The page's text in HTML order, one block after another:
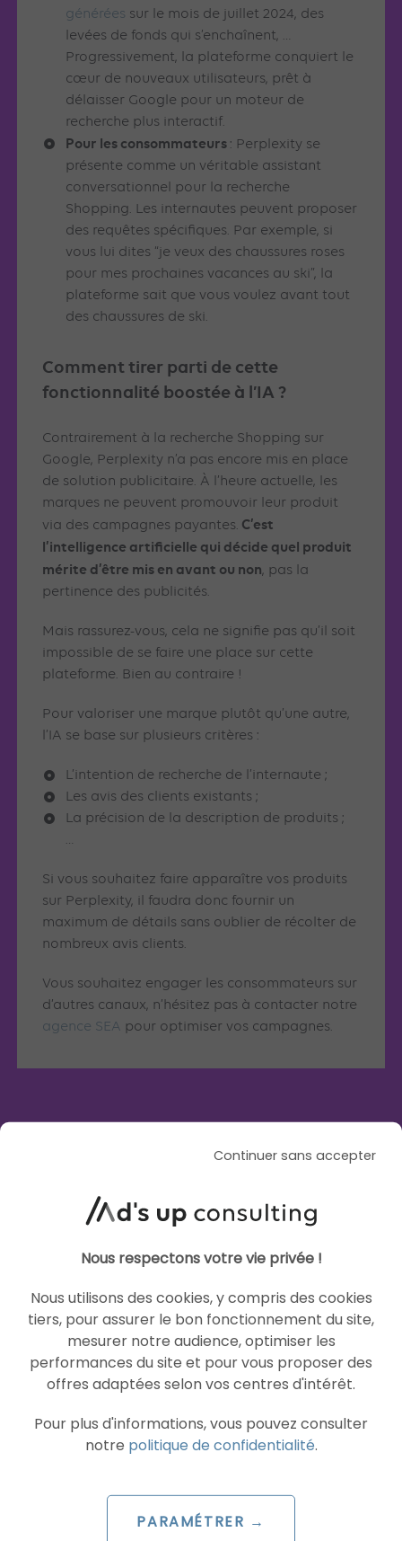
générées sur le mois de juillet 2024, des
levées de fonds qui s’enchaînent, …
Progressivement, la plateforme conquiert le
cœur de nouveaux utilisateurs, prêt à
délaisser Google pour un moteur de
recherche plus interactif.
Pour les consommateurs : Perplexity se
présente comme un véritable assistant
conversationnel pour la recherche
Shopping. Les internautes peuvent proposer
des requêtes spécifiques. Par exemple, si
vous lui dites “je veux des chaussures roses
pour mes prochaines vacances au ski”, la
plateforme sait que vous voulez avant tout
des chaussures de ski.
Comment tirer parti de cette
fonctionnalité boostée à l’IA ?
Contrairement à la recherche Shopping sur
Google, Perplexity n’a pas encore mis en place
de solution publicitaire. À l’heure actuelle, les
marques ne peuvent promouvoir leur produit
via des campagnes payantes. C’est
l’intelligence artificielle qui décide quel produit
mérite d’être mis en avant ou non, pas la
pertinence des publicités.
Mais rassurez-vous, cela ne signifie pas qu’il soit
impossible de se faire une place sur cette
plateforme. Bien au contraire !
Pour valoriser une marque plutôt qu’une autre,
l’IA se base sur plusieurs critères :
L’intention de recherche de l’internaute ;
Les avis des clients existants ;
La précision de la description de produits ;
…
Si vous souhaitez faire apparaître vos produits
sur Perplexity, il faudra donc fournir un
maximum de détails sans oublier de récolter de
nombreux avis clients.
Vous souhaitez engager les consommateurs sur
d’autres canaux, n’hésitez pas à contacter notre
agence SEA pour optimiser vos campagnes.
IA IA
ARTICLE DE BLOG
Stratégie GEO : repenser
Continuer sans accepter
Nous respectons votre vie privée !
Nous utilisons des cookies, y compris des cookies
tiers, pour assurer le bon fonctionnement du site,
mesurer notre audience, optimiser les
performances du site et pour vous proposer des
offres adaptées selon vos centres d'intérêt.
Pour plus d'informations, vous pouvez consulter
notre politique de confidentialité.
PARAMÉTRER →